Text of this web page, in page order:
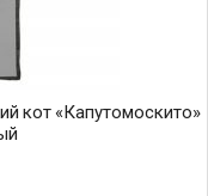
кот «Капутомоскито»